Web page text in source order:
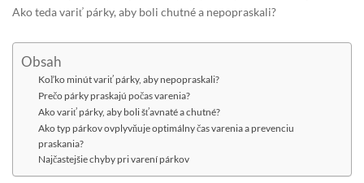
Ako teda variť párky, aby boli chutné a nepopraskali?
Obsah
Koľko minút variť párky, aby nepopraskali?
Prečo párky praskajú počas varenia?
Ako variť párky, aby boli šťavnaté a chutné?
Ako typ párkov ovplyvňuje optimálny čas varenia a prevenciu
praskania?
Najčastejšie chyby pri varení párkov